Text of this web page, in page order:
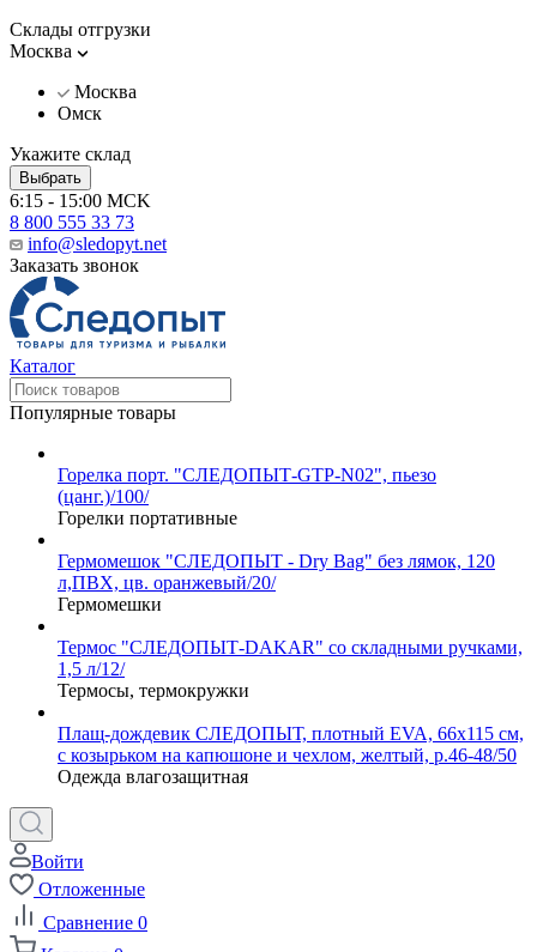
Склады отгрузки
Москва
Москва
Омск
Укажите склад
Выбрать
6:15 - 15:00 MCK
8 800 555 33 73
info@sledopyt.net
Заказать звонок
Каталог
Популярные товары
Горелка порт. "СЛЕДОПЫТ-GTP-N02", пьезо
(цанг.)/100/
Горелки портативные
Гермомешок "СЛЕДОПЫТ - Dry Bag" без лямок, 120
л,ПВХ, цв. оранжевый/20/
Гермомешки
Термос "СЛЕДОПЫТ-DAKAR" со складными ручками,
1,5 л/12/
Термосы, термокружки
Плащ-дождевик СЛЕДОПЫТ, плотный EVA, 66х115 см,
с козырьком на капюшоне и чехлом, желтый, р.46-48/50
Одежда влагозащитная
Войти
Отложенные
Сравнение 0